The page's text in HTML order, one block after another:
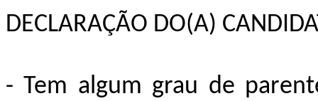
DECLARAÇÃO DO(A)
- Tem algum grau de